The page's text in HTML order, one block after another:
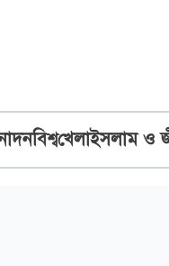
বিশ্বখেলাইসলাম ও